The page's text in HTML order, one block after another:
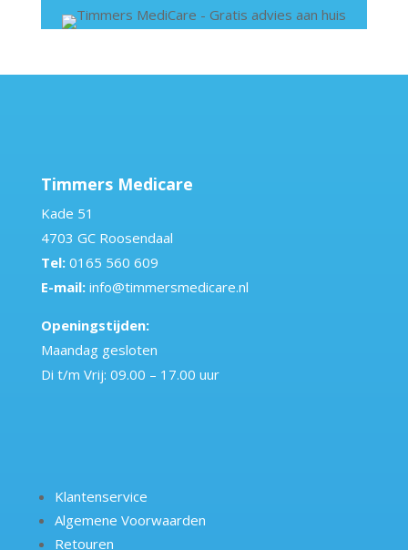
Timmers Medicare
Kade 51
4703 GC Roosendaal
Tel: 0165 560 609
E-mail: info@timmersmedicare.nl
Openingstijden:
Maandag gesloten
Di t/m Vrij: 09.00 – 17.00 uur
Klantenservice
Algemene Voorwaarden
Retouren